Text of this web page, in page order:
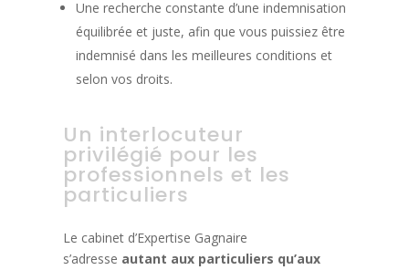
Une recherche constante d’une indemnisation
équilibrée et juste, afin que vous puissiez être
indemnisé dans les meilleures conditions et
selon vos droits.
Un interlocuteur
privilégié pour les
professionnels et les
particuliers
Le cabinet d’Expertise Gagnaire
s’adresse autant aux particuliers qu’aux